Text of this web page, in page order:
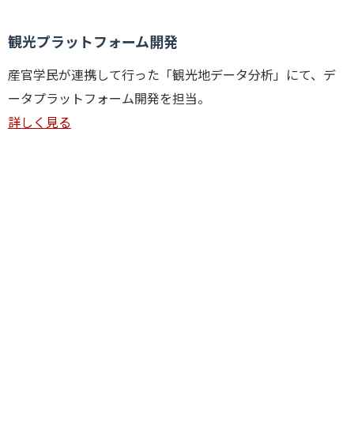
観光プラットフォーム開発
産官学民が連携して行った「観光地データ分析」にて、デ
ータプラットフォーム開発を担当。
詳しく見る